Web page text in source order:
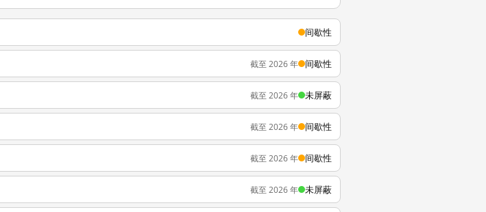
间歇性
截至 2026 年 间歇性
截至 2026 年 未屏蔽
截至 2026 年 间歇性
截至 2026 年 间歇性
截至 2026 年 未屏蔽